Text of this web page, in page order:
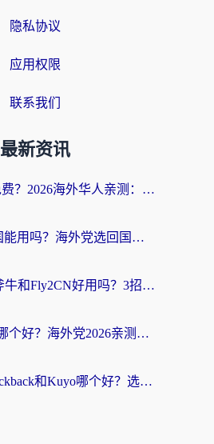
隐私协议
应用权限
联系我们
最新资讯
Mac翻墙回国免费？2026海外华人亲测：从CCTV5直播到国内APP，这样选加速器才靠谱
Proton VPN中国能用吗？海外党选回国加速器的避坑指南（附番茄加速器实测）
海外党必看：斧牛和Fly2CN好用吗？3招教你选对回国加速器（附免费试用攻略）
斧牛和OurPlay哪个好？海外党2026亲测：选对加速器，国内资源秒加载
海外党纠结Quickback和Kuyo哪个好？选对回国加速器才能无缝刷国内资源